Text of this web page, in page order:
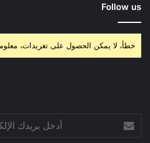
Follow us
خطأ، لا يمكن الحصول على تغريدات،
بريدك